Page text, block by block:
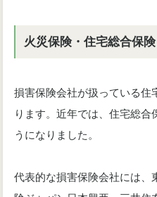
火災保険・住宅総合保険
損害保険会社が扱っている住
ります。近年では、住宅総合
うになりました。
代表的な損害保険会社には、